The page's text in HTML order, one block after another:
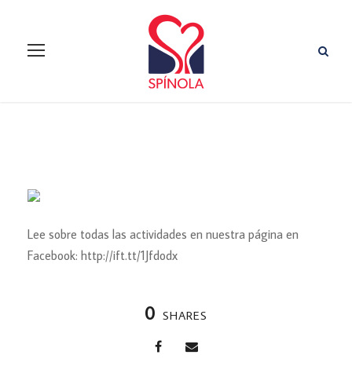
Lee sobre todas las actividades en nuestra página en
Facebook: http://ift.tt/1Jfdodx
0 SHARES